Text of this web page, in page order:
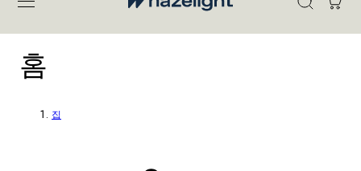
트
수
홈
집